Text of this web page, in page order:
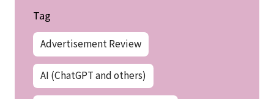
Tag
Advertisement Review
AI (ChatGPT and others)